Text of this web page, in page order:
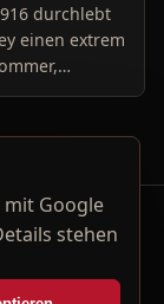
durchlebt
einen extrem
Europa der
eines kleinen
und Genre-
Google
stehen